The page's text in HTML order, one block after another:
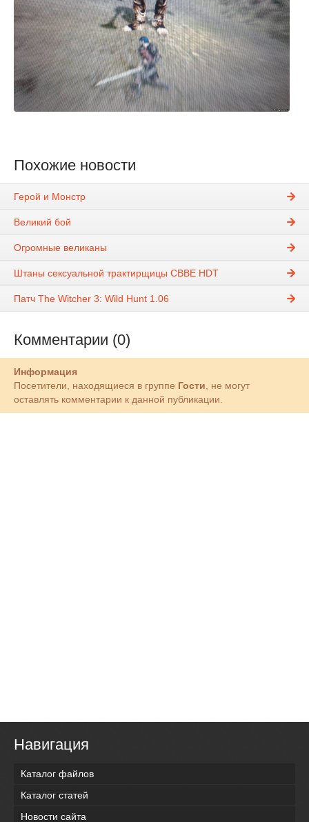
Похожие новости
Герой и Монстр
Великий бой
Огромные великаны
Штаны сексуальной трактирщицы CBBE HDT
Патч The Witcher 3: Wild Hunt 1.06
Комментарии (0)
Информация
Посетители, находящиеся в группе Гости, не могут
оставлять комментарии к данной публикации.
Навигация
Каталог файлов
Каталог статей
Новости сайта